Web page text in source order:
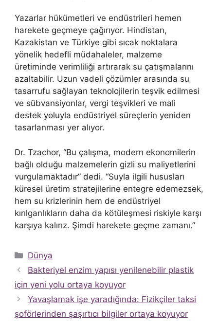
Yazarlar hükümetleri ve endüstrileri hemen
harekete geçmeye çağırıyor. Hindistan,
Kazakistan ve Türkiye gibi sıcak noktalara
yönelik hedefli müdahaleler, malzeme
üretiminde verimliliği artırarak su çatışmalarını
azaltabilir. Uzun vadeli çözümler arasında su
tasarrufu sağlayan teknolojilerin teşvik edilmesi
ve sübvansiyonlar, vergi teşvikleri ve mali
destek yoluyla endüstriyel süreçlerin yeniden
tasarlanması yer alıyor.
Dr. Tzachor, “Bu çalışma, modern ekonomilerin
bağlı olduğu malzemelerin gizli su maliyetlerini
vurgulamaktadır” dedi. “Suyla ilgili hususları
küresel üretim stratejilerine entegre edemezsek,
hem su krizlerinin hem de endüstriyel
kırılganlıkların daha da kötüleşmesi riskiyle karşı
karşıya kalırız. Şimdi harekete geçme zamanı.”
Kategoriler
Dünya
Bakteriyel enzim yapısı yenilenebilir plastik
için yeni yolu ortaya koyuyor
Yavaşlamak işe yaradığında: Fizikçiler taksi
şoförlerinden şaşırtıcı bilgiler ortaya koyuyor